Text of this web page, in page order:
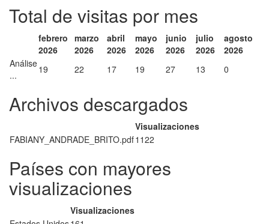
Total de visitas por mes
febrero
2026
marzo
2026
abril
2026
mayo
2026
junio
2026
julio
2026
agosto
2026
Análise
...
19 22 17 19 27 13 0
Archivos descargados
Visualizaciones
FABIANY_ANDRADE_BRITO.pdf1122
Países con mayores
visualizaciones
Visualizaciones